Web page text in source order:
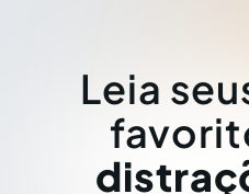
Leia